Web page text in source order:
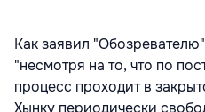
Как заявил
"несмотря на то, что по
процесс проходит в